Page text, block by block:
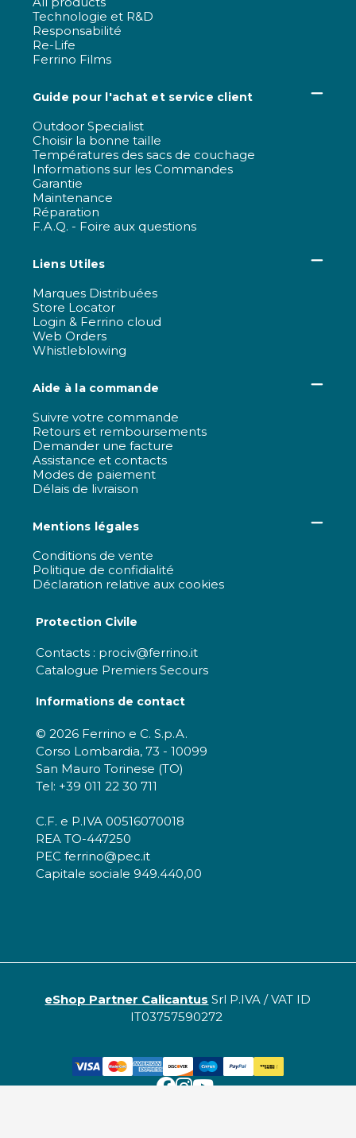
Technologie et R&D
Responsabilité
Re-Life
Ferrino Films
Guide pour l'achat et service client
Outdoor Specialist
Choisir la bonne taille
Températures des sacs de couchage
Informations sur les Commandes
Garantie
Maintenance
Réparation
F.A.Q. - Foire aux questions
Liens Utiles
Marques Distribuées
Store Locator
Login & Ferrino cloud
Web Orders
Whistleblowing
Aide à la commande
Suivre votre commande
Retours et remboursements
Demander une facture
Assistance et contacts
Modes de paiement
Délais de livraison
Mentions légales
Conditions de vente
Politique de confidialité
Déclaration relative aux cookies
Protection Civile
Contacts : prociv@ferrino.it
Catalogue Premiers Secours
Informations de contact
© 2026 Ferrino e C. S.p.A.
Corso Lombardia, 73 - 10099
San Mauro Torinese (TO)
Tel: +39 011 22 30 711
C.F. e P.IVA 00516070018
REA TO-447250
PEC ferrino@pec.it
Capitale sociale 949.440,00
eShop Partner Calicantus Srl P.IVA / VAT ID
IT03757590272